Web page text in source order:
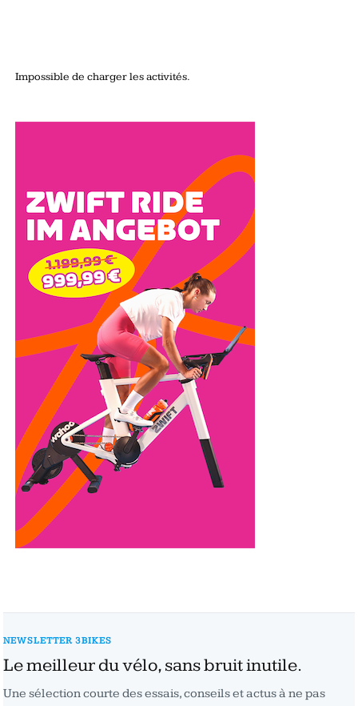
Impossible de charger les activités.
NEWSLETTER 3BIKES
Le meilleur du vélo, sans bruit inutile.
Une sélection courte des essais, conseils et actus à ne pas